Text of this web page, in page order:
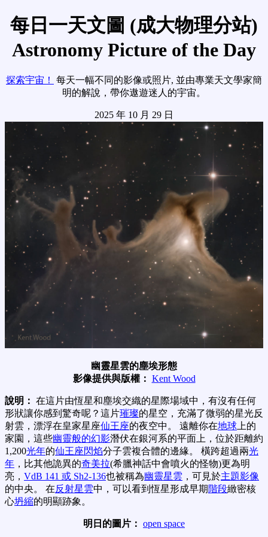
每日一天文圖 (成大物理分站)
Astronomy Picture of the Day
探索宇宙！
每天一幅不同的影像或照片, 並由專業天文學家簡
明的解說，帶你遨遊迷人的宇宙。
2025 年 10 月 29 日
幽靈星雲的塵埃形態
影像提供與版權： Kent Wood
說明： 在這片由恆星和塵埃交織的星際場域中，有沒有任何
形狀讓你感到驚奇呢？這片璀璨的星空，充滿了微弱的星光反
射雲，漂浮在皇家星座仙王座的夜空中。 遠離你在地球 上的
家園，這些幽靈般的幻影潛伏在銀河系的平面上，位於距離約
1,200光年的仙王座閃焰分子雲複合體的邊緣。 橫跨超過兩光
年 ，比其他詭異的奇美拉(希臘神話中會噴火的怪物)更為明
亮， VdB 141 或 Sh2-136也被稱為幽靈星雲 ，可見於主題影像
的中央。 在反射星雲中，可以看到恆星形成早期 階段緻密核
心坍縮的明顯跡象。
明日的圖片： open space